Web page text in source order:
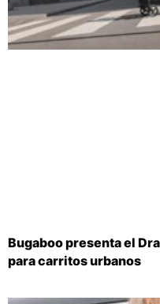
Bugaboo presenta el
para carritos urbanos